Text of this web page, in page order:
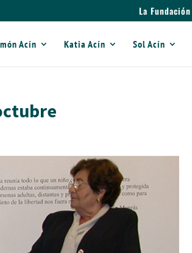
La Fundación
Acín Katia Acín Sol Acín